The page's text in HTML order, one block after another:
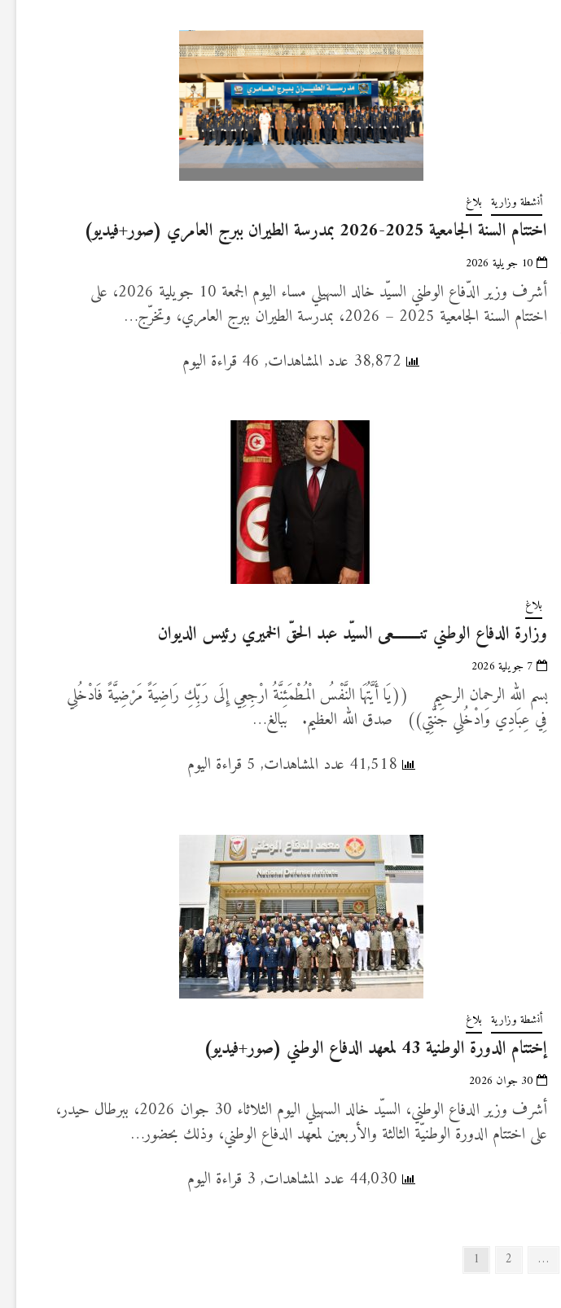
أنشطة وزارية بلاغ
اختتام السنة الجامعية 2025-2026 بمدرسة الطيران ببرج العامري (صور+فيديو)
أشرف وزير الدّفاع الوطني السيّد خالد السهيلي مساء اليوم الجمعة 10 جويلية 2026، على
اختتام السنة الجامعية 2025 – 2026، بمدرسة الطيران ببرج العامري، وتخرّج…
38,872 عدد المشاهدات, 46 قراءة اليوم
بلاغ
وزارة الدفاع الوطني تنــــــــعى السيّد عبد الحقّ الخميري رئيس الديوان
بسم الله الرحمان الرحيم ((يَا أَيَّتُهَا النَّفْسُ الْمُطْمَئِنَّةُ ارْجِعِي إِلَى رَبِّكِ رَاضِيَةً مَرْضِيَّةً فَادْخُلِي
فِي عِبَادِي وَادْخُلِي جَنَّتِي)) صدق الله العظيم. ببالغ…
أنشطة وزارية بلاغ
إختتام الدورة الوطنية 43 لمعهد الدفاع الوطني (صور+فيديو)
أشرف وزير الدفاع الوطني، السيّد خالد السهيلي اليوم الثلاثاء 30 جوان 2026، ببرطال حيدر،
على اختتام الدورة الوطنيّة الثالثة والأربعين لمعهد الدفاع الوطني، وذلك بحضور…
Page1 Page
2 …